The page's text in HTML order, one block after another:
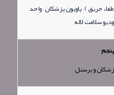
حریق ) – پاویون پزشكان – واحد
سلامت لاله
و پرسنل